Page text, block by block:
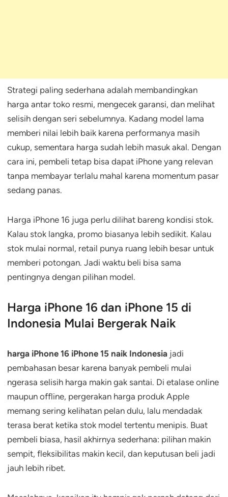
Strategi paling sederhana adalah membandingkan
harga antar toko resmi, mengecek garansi, dan melihat
selisih dengan seri sebelumnya. Kadang model lama
memberi nilai lebih baik karena performanya masih
cukup, sementara harga sudah lebih masuk akal. Dengan
cara ini, pembeli tetap bisa dapat iPhone yang relevan
tanpa membayar terlalu mahal karena momentum pasar
sedang panas.
Harga iPhone 16 juga perlu dilihat bareng kondisi stok.
Kalau stok langka, promo biasanya lebih sedikit. Kalau
stok mulai normal, retail punya ruang lebih besar untuk
memberi potongan. Jadi waktu beli bisa sama
pentingnya dengan pilihan model.
Harga iPhone 16 dan iPhone 15 di
Indonesia Mulai Bergerak Naik
harga iPhone 16 iPhone 15 naik Indonesia jadi
pembahasan besar karena banyak pembeli mulai
ngerasa selisih harga makin gak santai. Di etalase online
maupun offline, pergerakan harga produk Apple
memang sering kelihatan pelan dulu, lalu mendadak
terasa berat ketika stok model tertentu menipis. Buat
pembeli biasa, hasil akhirnya sederhana: pilihan makin
sempit, fleksibilitas makin kecil, dan keputusan beli jadi
jauh lebih ribet.